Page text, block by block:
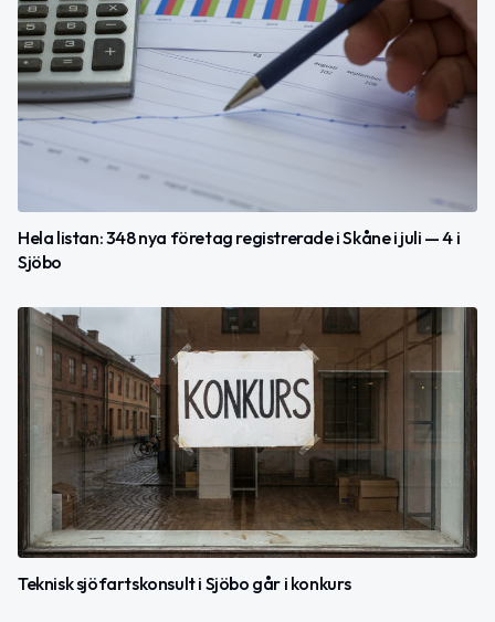
Hela listan: 348 nya företag registrerade i Skåne i juli — 4 i
Sjöbo
Teknisk sjöfartskonsult i Sjöbo går i konkurs